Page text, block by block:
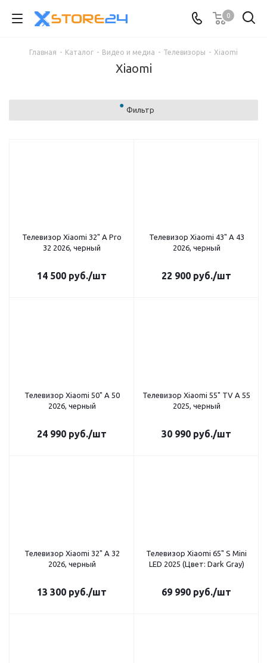
0
Главная - Каталог - Видео и медиа - Телевизоры - Xiaomi
Xiaomi
Фильтр
Телевизор Xiaomi 32" A Pro
32 2026, черный
14 500 руб./шт
Телевизор Xiaomi 43" A 43
2026, черный
22 900 руб./шт
Телевизор Xiaomi 50" A 50
2026, черный
24 990 руб./шт
Телевизор Xiaomi 55" TV A 55
2025, черный
30 990 руб./шт
Телевизор Xiaomi 32" A 32
2026, черный
13 300 руб./шт
Телевизор Xiaomi 65" S Mini
LED 2025 (Цвет: Dark Gray)
69 990 руб./шт